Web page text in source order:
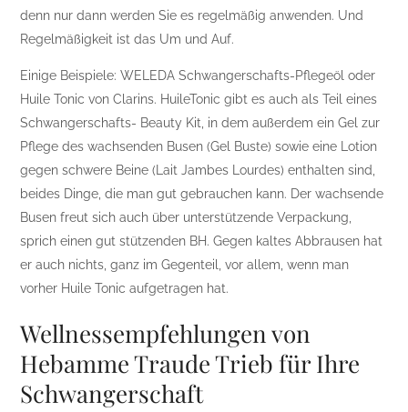
denn nur dann werden Sie es regelmäßig anwenden. Und
Regelmäßigkeit ist das Um und Auf.
Einige Beispiele: WELEDA Schwangerschafts-Pflegeöl oder
Huile Tonic von Clarins. HuileTonic gibt es auch als Teil eines
Schwangerschafts- Beauty Kit, in dem außerdem ein Gel zur
Pflege des wachsenden Busen (Gel Buste) sowie eine Lotion
gegen schwere Beine (Lait Jambes Lourdes) enthalten sind,
beides Dinge, die man gut gebrauchen kann. Der wachsende
Busen freut sich auch über unterstützende Verpackung,
sprich einen gut stützenden BH. Gegen kaltes Abbrausen hat
er auch nichts, ganz im Gegenteil, vor allem, wenn man
vorher Huile Tonic aufgetragen hat.
Wellnessempfehlungen von
Hebamme Traude Trieb für Ihre
Schwangerschaft